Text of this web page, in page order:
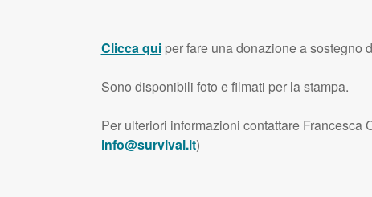
Clicca quiper fare una donazione a sostegno
Sono disponibili foto e filmati per la stampa.
Per ulteriori informazioni contattare
info@survival.it)